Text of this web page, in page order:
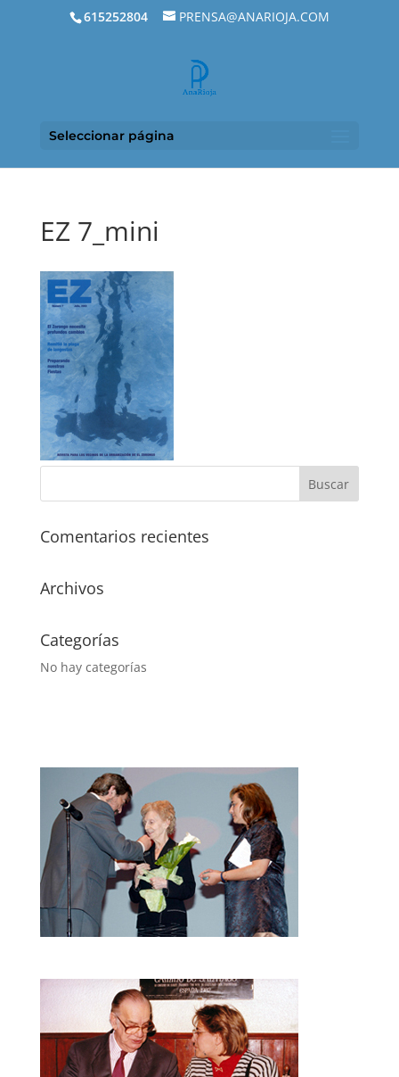
615252804 PRENSA@ANARIOJA.COM
Seleccionar página
EZ 7_mini
Comentarios recientes
Archivos
Categorías
No hay categorías